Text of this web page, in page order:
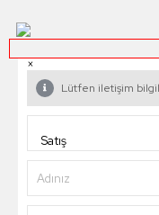
×
Lütfen iletişim
Adınız